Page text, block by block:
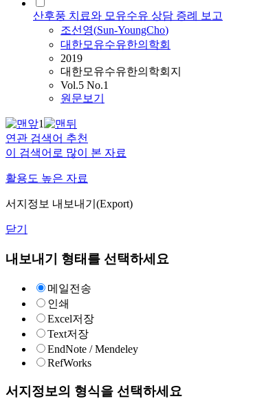
산후풍 치료와 모유수유 상담 증례 보고
조선영(Sun-YoungCho)
대한모유수유한의학회
2019
대한모유수유한의학회지
Vol.5 No.1
원문보기
1
연관 검색어 추천
이 검색어로 많이 본 자료
활용도 높은 자료
서지정보 내보내기(Export)
닫기
내보내기 형태를 선택하세요
메일전송
인쇄
Excel저장
Text저장
EndNote / Mendeley
RefWorks
서지정보의 형식을 선택하세요